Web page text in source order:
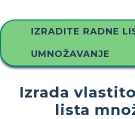
IZRADITE RADNE
UMNOŽAVANJE
Izrada
lista